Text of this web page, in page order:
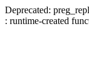
Deprecated:
: runtime-created